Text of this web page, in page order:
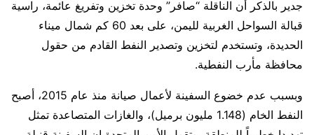
جدير بالذكر أن الناقلة “صافر” وحدة تخزين وتفريغ عائمة، راسية
قبالة السواحل الغربية لليمن، على بعد 60 كم شمال ميناء
الحديدة، وتستخدم لتخزين وتصدير النفط القادم من حقول
محافظة مأرب النفطية.
وبسبب عدم خضوع السفينة لأعمال صيانة منذ عام 2015، أصبح
النفط الخام (1.148 مليون برميل)، والغازات المتصاعدة تمثل